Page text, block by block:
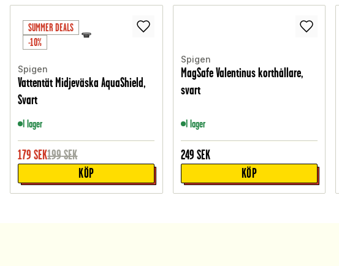
SUMMER DEALS
-10%
Spigen
Vattentät Midjeväska AquaShield,
Svart
I lager
179 SEK199SEK
KÖP
Spigen
MagSafe Valentinus korthållare,
svart
I lager
249 SEK
KÖP